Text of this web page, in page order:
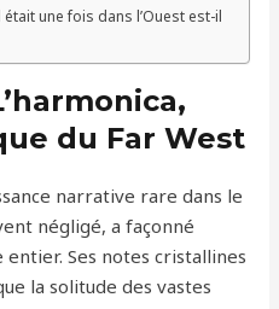
une fois dans l’Ouest est-il
du Far West
narrative rare dans le
négligé, a façonné
entier. Ses notes cristallines
la solitude des vastes